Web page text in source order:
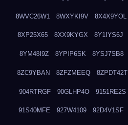
8WVC26W1 8WXYKI9V 8X4X9YOL
8XP25X65 8XX9KYGX 8Y1IYS6J
8YM48I9Z 8YPIP6SK 8YSJ7SB8
8ZC9YBAN 8ZFZMEEQ 8ZPDT42T
904RTRGF 90GLHP4O 9151RE2S
91S40MFE 927W4109 92D4V1SF